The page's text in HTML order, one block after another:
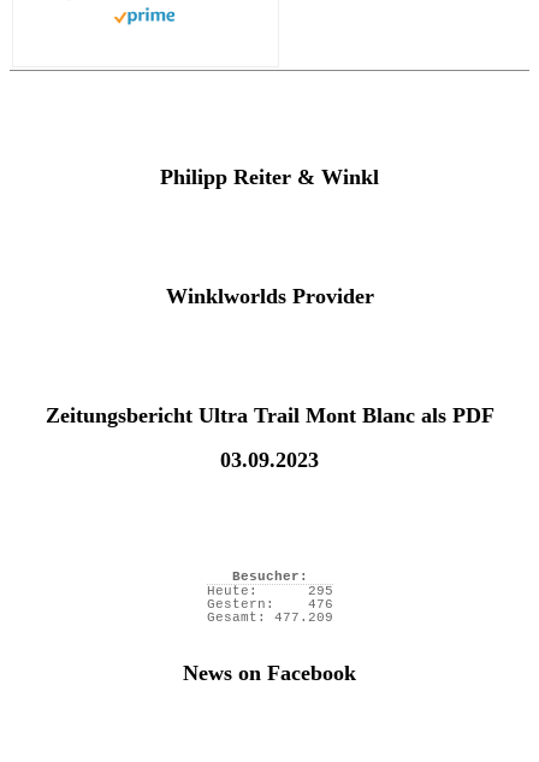
Philipp Reiter & Winkl
Winklworlds Provider
Zeitungsbericht Ultra Trail Mont Blanc als PDF
03.09.2023
Besucher:
Heute:
295
Gestern:
476
Gesamt:
477.209
News on Facebook